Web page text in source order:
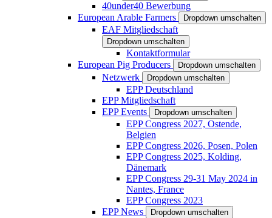
40under40 Bewerbung
European Arable Farmers
Dropdown umschalten
EAF Mitgliedschaft
Dropdown umschalten
Kontaktformular
European Pig Producers
Dropdown umschalten
Netzwerk Dropdown umschalten
EPP Deutschland
EPP Mitgliedschaft
EPP Events
Dropdown umschalten
EPP Congress 2027, Ostende,
Belgien
EPP Congress 2026, Posen, Polen
EPP Congress 2025, Kolding,
Dänemark
EPP Congress 29-31 May 2024 in
Nantes, France
EPP Congress 2023
EPP News
Dropdown umschalten